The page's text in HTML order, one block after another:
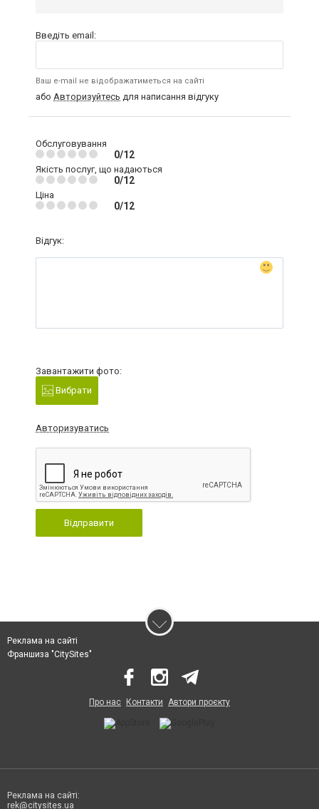
Введіть email:
Ваш e-mail не відображатиметься на сайті
або Авторизуйтесь для написання відгуку
Обслуговування
0/12
Якість послуг, що надаються
0/12
Ціна
0/12
Відгук:
Завантажити фото:
Вибрати
Авторизуватись
Відправити
Реклама на сайті
Франшиза "CitySites"
Про нас Контакти Автори проєкту
Реклама на сайті:
rek@citysites.ua